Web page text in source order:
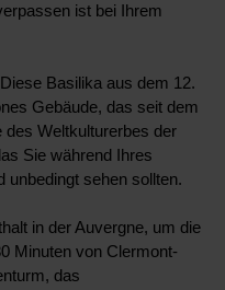
ist bei Ihrem
Basilika aus dem 12.
Gebäude, das seit dem
des Weltkulturerbes der
Sie während Ihres
unbedingt sehen sollten.
in der Auvergne, um die
Minuten von Clermont-
das